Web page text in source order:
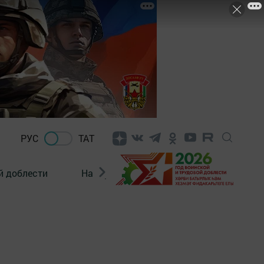
РУС ТАТ
доблести Нацпроекты Поколение будущего